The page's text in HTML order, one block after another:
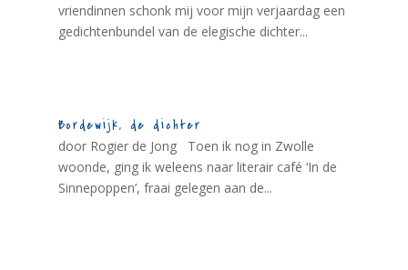
vriendinnen schonk mij voor mijn verjaardag een
gedichtenbundel van de elegische dichter...
Bordewijk, de dichter
door Rogier de Jong Toen ik nog in Zwolle
woonde, ging ik weleens naar literair café ‘In de
Sinnepoppen’, fraai gelegen aan de...